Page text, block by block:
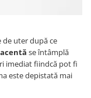
uter după ce
se întâmplă
imediat fiindcă pot fi
este depistată mai